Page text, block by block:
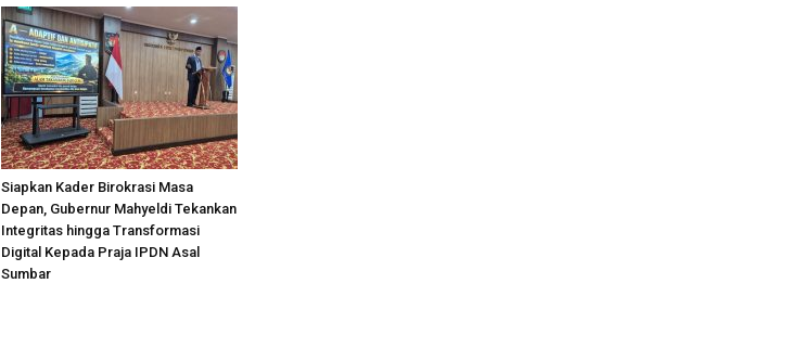
Siapkan Kader Birokrasi Masa
Depan, Gubernur Mahyeldi Tekankan
Integritas hingga Transformasi
Digital Kepada Praja IPDN Asal
Sumbar